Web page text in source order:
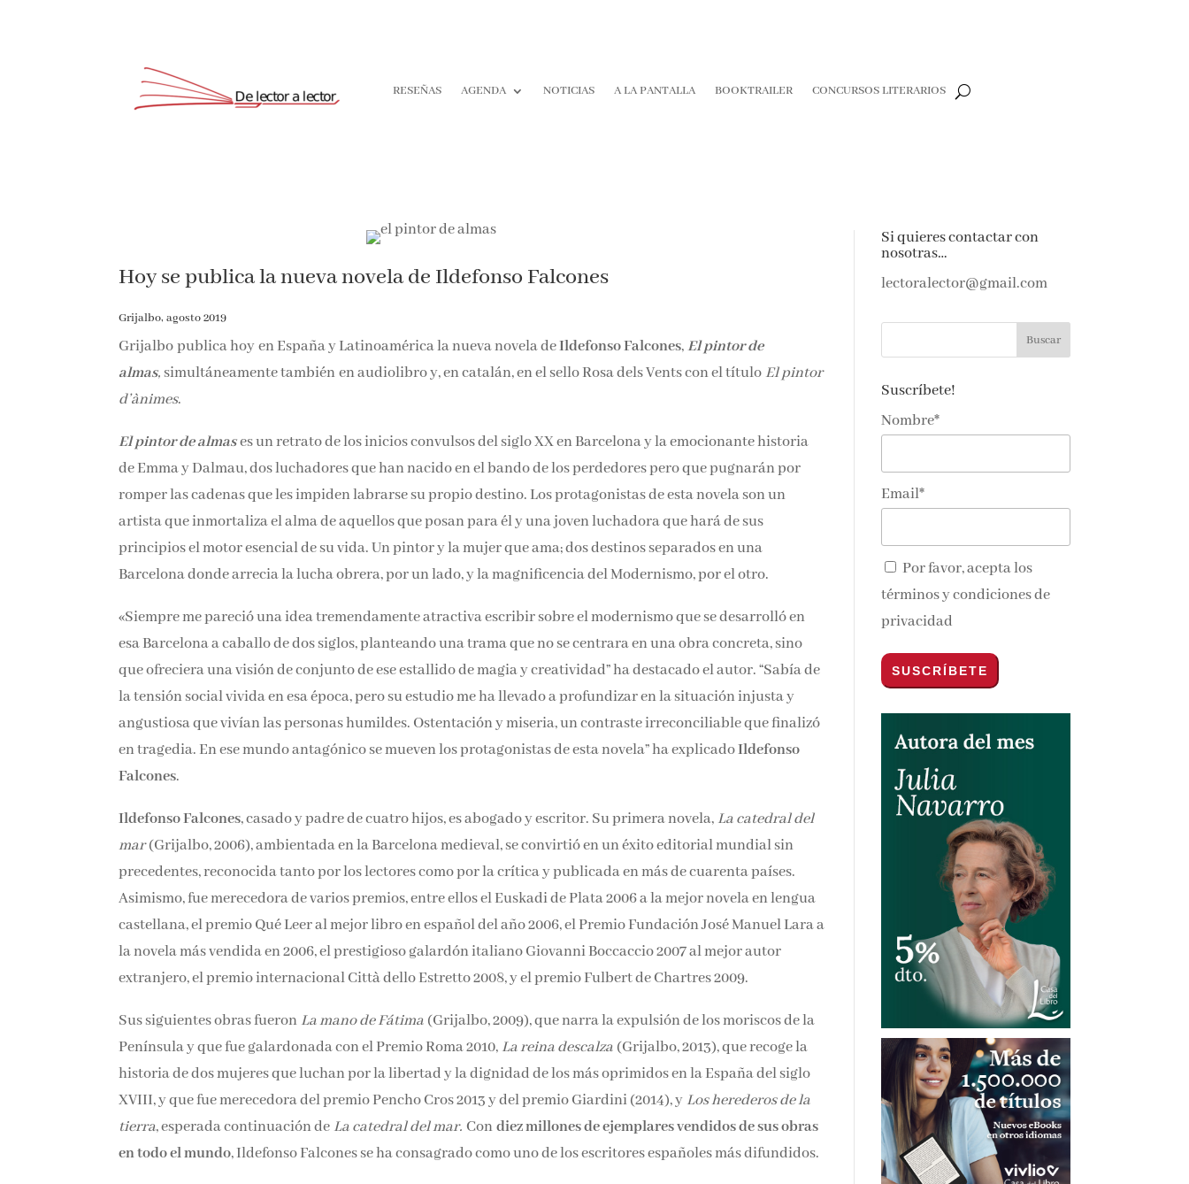
RESEÑAS AGENDA NOTICIAS A LA PANTALLA BOOKTRAILER CONCURSOS LITERARIOS
Hoy se publica la nueva novela de Ildefonso Falcones
Grijalbo, agosto 2019
Grijalbo publica hoy en España y Latinoamérica la nueva novela deIldefonso Falcones,El pintor de
almas, simultáneamente también en audiolibro y, en catalán, en el sello Rosa dels Vents con el título El pintor
d’ànimes.
El pintor de almases un retrato de los inicios convulsos del siglo XX en Barcelona y la emocionante historia
de Emma y Dalmau, dos luchadores que han nacido en el bando de los perdedores pero que pugnarán por
romper las cadenas que les impiden labrarse su propio destino. Los protagonistas de esta novela son un
artista que inmortaliza el alma de aquellos que posan para él y una joven luchadora que hará de sus
principios el motor esencial de su vida. Un pintor y la mujer que ama; dos destinos separados en una
Barcelona donde arrecia la lucha obrera, por un lado, y la magnificencia del Modernismo, por el otro.
«Siempre me pareció una idea tremendamente atractiva escribir sobre el modernismo que se desarrolló en
esa Barcelona a caballo de dos siglos, planteando una trama que no se centrara en una obra concreta, sino
que ofreciera una visión de conjunto de ese estallido de magia y creatividad” ha destacado el autor. “Sabía de
la tensión social vivida en esa época, pero su estudio me ha llevado a profundizar en la situación injusta y
angustiosa que vivían las personas humildes. Ostentación y miseria, un contraste irreconciliable que finalizó
en tragedia. En ese mundo antagónico se mueven los protagonistas de esta novela” ha explicadoIldefonso
Falcones.
Ildefonso Falcones, casado y padre de cuatro hijos, es abogado y escritor. Su primera novela, La catedral del
mar(Grijalbo, 2006), ambientada en la Barcelona medieval, se convirtió en un éxito editorial mundial sin
precedentes, reconocida tanto por los lectores como por la crítica y publicada en más de cuarenta países.
Asimismo, fue merecedora de varios premios, entre ellos el Euskadi de Plata 2006 a la mejor novela en lengua
castellana, el premio Qué Leer al mejor libro en español del año 2006, el Premio Fundación José Manuel Lara a
la novela más vendida en 2006, el prestigioso galardón italiano Giovanni Boccaccio 2007 al mejor autor
extranjero, el premio internacional Città dello Estretto 2008, y el premio Fulbert de Chartres 2009.
Sus siguientes obras fueron La mano de Fátima (Grijalbo, 2009), que narra la expulsión de los moriscos de la
Península y que fue galardonada con el Premio Roma 2010, La reina descalza (Grijalbo, 2013), que recoge la
historia de dos mujeres que luchan por la libertad y la dignidad de los más oprimidos en la España del siglo
XVIII, y que fue merecedora del premio Pencho Cros 2013 y del premio Giardini (2014), y Los herederos de la
tierra, esperada continuación de La catedral del mar.Condiez millones de ejemplares vendidos de sus obras
en todo el mundo, Ildefonso Falcones se ha consagrado como uno de los escritores españoles más difundidos.
Si quieres contactar con
nosotras…
lectoralector@gmail.com
Suscríbete!
Nombre*
Email*
Por favor, acepta los
términos y condiciones de
privacidad